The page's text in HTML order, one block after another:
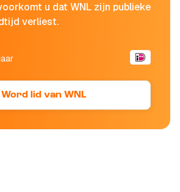
u dat WNL zijn publieke
verliest.
Word lid van WNL